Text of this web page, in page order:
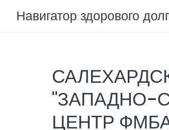
Навигатор здорового
"ЗАПАДНО-
ЦЕНТР